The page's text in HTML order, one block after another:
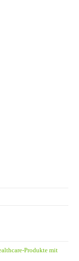
Produkte mit